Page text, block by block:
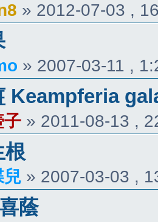
» 2012-07-03 ,
» 2007-03-11 ,
Keampferia
子 » 2011-08-13 ,
根
兒 » 2007-03-03 ,
蔭